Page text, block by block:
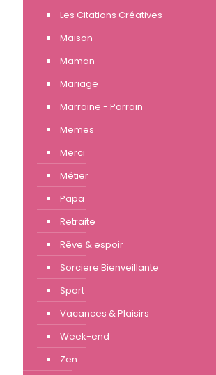
Les Citations Créatives
Maison
Maman
Mariage
Marraine - Parrain
Memes
Merci
Métier
Papa
Retraite
Rêve & espoir
Sorciere Bienveillante
Sport
Vacances & Plaisirs
Week-end
Zen